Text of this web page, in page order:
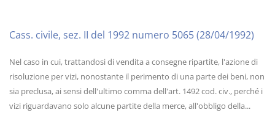
Cass. civile, sez. II del 1992 numero 5065 (28/04/1992)
Nel caso in cui, trattandosi di vendita a consegne ripartite, l'azione di
risoluzione per vizi, nonostante il perimento di una parte dei beni, non
sia preclusa, ai sensi dell'ultimo comma dell'art. 1492 cod. civ., perché i
vizi riguardavano solo alcune partite della merce, all'obbligo della...